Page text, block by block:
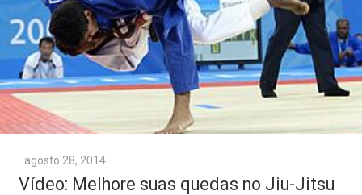
agosto 28, 2014
Vídeo: Melhore suas quedas no Jiu-Jitsu